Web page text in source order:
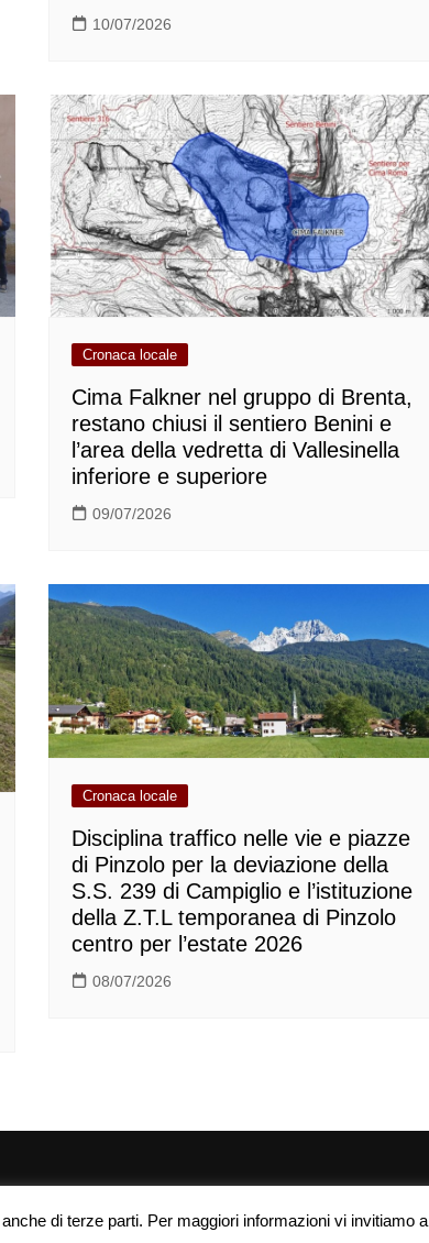
10/07/2026
Cronaca locale
Cima Falkner nel gruppo di Brenta,
restano chiusi il sentiero Benini e
l’area della vedretta di Vallesinella
inferiore e superiore
09/07/2026
Cronaca locale
Disciplina traffico nelle vie e piazze
di Pinzolo per la deviazione della
S.S. 239 di Campiglio e l’istituzione
della Z.T.L temporanea di Pinzolo
centro per l’estate 2026
08/07/2026
info@agraria.org |
di terze parti. Per maggiori informazioni vi invitiamo a